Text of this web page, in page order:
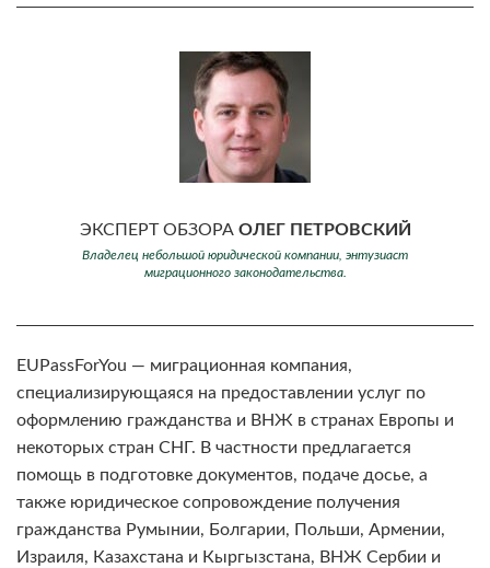
ЭКСПЕРТ ОБЗОРА ОЛЕГ ПЕТРОВСКИЙ
Владелец небольшой юридической компании, энтузиаст
миграционного законодательства.
EUPassForYou — миграционная компания,
специализирующаяся на предоставлении услуг по
оформлению гражданства и ВНЖ в странах Европы и
некоторых стран СНГ. В частности предлагается
помощь в подготовке документов, подаче досье, а
также юридическое сопровождение получения
гражданства Румынии, Болгарии, Польши, Армении,
Израиля, Казахстана и Кыргызстана, ВНЖ Сербии и